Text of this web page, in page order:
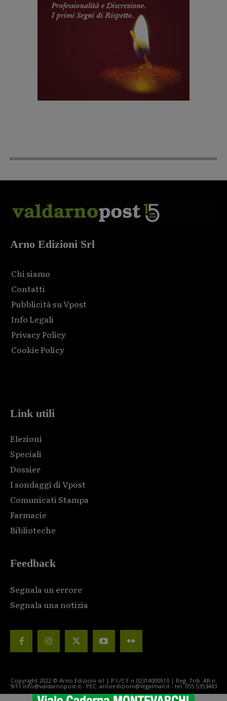
Arno Edizioni Srl
Chi siamo
Contatti
Pubblicità su Vpost
Info Legali
Privacy Policy
Cookie Policy
Link utili
Elezioni
Speciali
Dossier
I sondaggi di Vpost
Comunicati Stampa
Farmacie
Biblioteche
Feedback
Segnala un errore
Segnala una notizia
Copyright 2022 © Arno Edizioni srl | P.I./C.F n.02314000510 | Reg. Trib. AR n.
9/11 info@valdarnopost.it - PEC: arnoedizioni@legalmail.it - tel. 055.5353443